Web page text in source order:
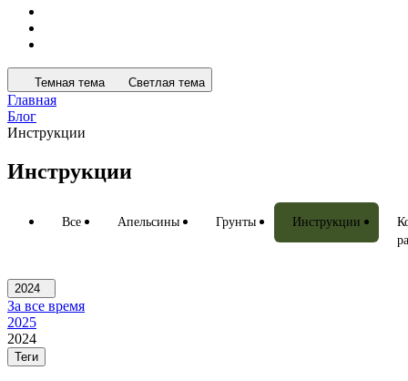
Темная тема Светлая тема
Главная
Блог
Инструкции
Инструкции
Все Апельсины Грунты Инструкции
2024
За все время
2025
2024
Теги